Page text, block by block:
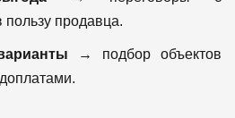
пользу продавца.
→ подбор объектов